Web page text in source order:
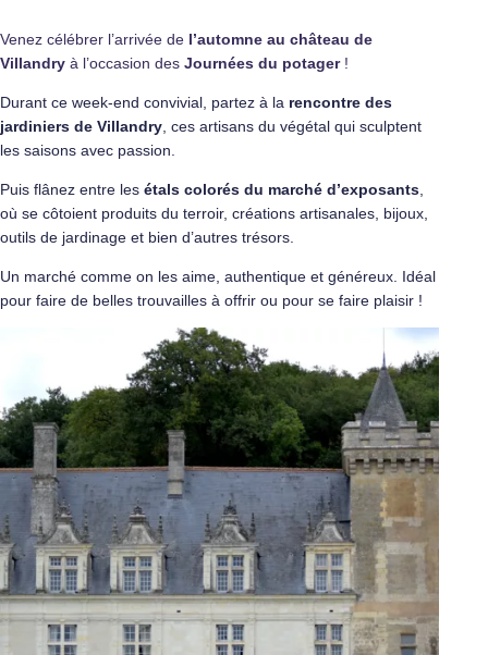
Venez célébrer l’arrivée de l’automne au château de
Villandry à l’occasion des Journées du potager!
Durant ce week-end convivial, partez à la rencontre des
jardiniers de Villandry, ces artisans du végétal qui sculptent
les saisons avec passion.
Puis flânez entre les étals colorés du marché d’exposants,
où se côtoient produits du terroir, créations artisanales, bijoux,
outils de jardinage et bien d’autres trésors.
Un marché comme on les aime, authentique et généreux. Idéal
pour faire de belles trouvailles à offrir ou pour se faire plaisir !